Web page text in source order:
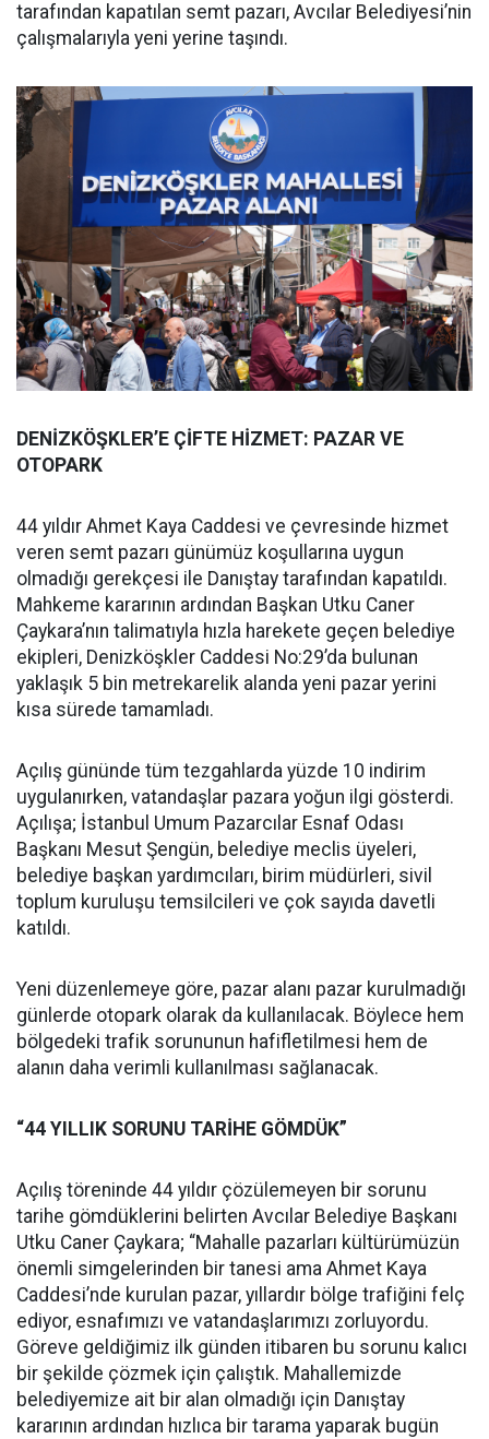
tarafından kapatılan semt pazarı, Avcılar Belediyesi’nin
çalışmalarıyla yeni yerine taşındı.
DENİZKÖŞKLER’E ÇİFTE HİZMET: PAZAR VE
OTOPARK
44 yıldır Ahmet Kaya Caddesi ve çevresinde hizmet
veren semt pazarı günümüz koşullarına uygun
olmadığı gerekçesi ile Danıştay tarafından kapatıldı.
Mahkeme kararının ardından Başkan Utku Caner
Çaykara’nın talimatıyla hızla harekete geçen belediye
ekipleri, Denizköşkler Caddesi No:29’da bulunan
yaklaşık 5 bin metrekarelik alanda yeni pazar yerini
kısa sürede tamamladı.
Açılış gününde tüm tezgahlarda yüzde 10 indirim
uygulanırken, vatandaşlar pazara yoğun ilgi gösterdi.
Açılışa; İstanbul Umum Pazarcılar Esnaf Odası
Başkanı Mesut Şengün, belediye meclis üyeleri,
belediye başkan yardımcıları, birim müdürleri, sivil
toplum kuruluşu temsilcileri ve çok sayıda davetli
katıldı.
Yeni düzenlemeye göre, pazar alanı pazar kurulmadığı
günlerde otopark olarak da kullanılacak. Böylece hem
bölgedeki trafik sorununun hafifletilmesi hem de
alanın daha verimli kullanılması sağlanacak.
“44 YILLIK SORUNU TARİHE GÖMDÜK”
Açılış töreninde 44 yıldır çözülemeyen bir sorunu
tarihe gömdüklerini belirten Avcılar Belediye Başkanı
Utku Caner Çaykara; “Mahalle pazarları kültürümüzün
önemli simgelerinden bir tanesi ama Ahmet Kaya
Caddesi’nde kurulan pazar, yıllardır bölge trafiğini felç
ediyor, esnafımızı ve vatandaşlarımızı zorluyordu.
Göreve geldiğimiz ilk günden itibaren bu sorunu kalıcı
bir şekilde çözmek için çalıştık. Mahallemizde
belediyemize ait bir alan olmadığı için Danıştay
kararının ardından hızlıca bir tarama yaparak bugün